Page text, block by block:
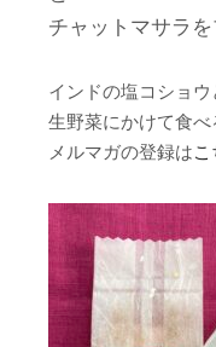
チャットマサラを
インドの塩コショ
生野菜にかけて食べ
メルマガの登録は